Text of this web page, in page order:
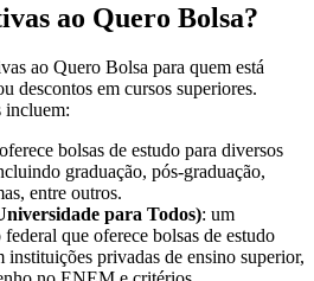
ao Quero Bolsa?
ao Quero Bolsa para quem está
descontos em cursos superiores.
incluem:
oferece bolsas de estudo para diversos
graduação, pós-graduação,
entre outros.
para Todos): um
que oferece bolsas de estudo
instituições privadas de ensino superior,